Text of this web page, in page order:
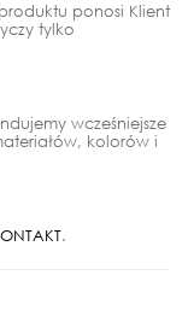
ponosi Klient
tylko
wcześniejsze
kolorów i
.